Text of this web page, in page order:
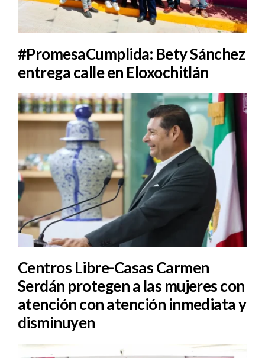
#PromesaCumplida: Bety Sánchez
entrega calle en Eloxochitlán
Centros Libre-Casas Carmen
Serdán protegen a las mujeres con
atención con atención inmediata y
disminuyen